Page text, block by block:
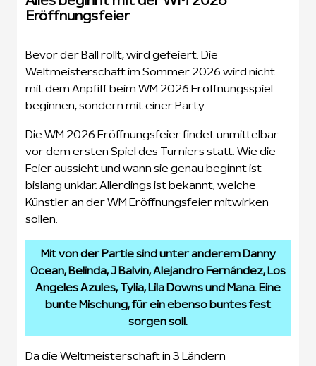
Eröffnungsfeier
Bevor der Ball rollt, wird gefeiert. Die
Weltmeisterschaft im Sommer 2026 wird nicht
mit dem Anpfiff beim WM 2026 Eröffnungsspiel
beginnen, sondern mit einer Party.
Die WM 2026 Eröffnungsfeier findet unmittelbar
vor dem ersten Spiel des Turniers statt. Wie die
Feier aussieht und wann sie genau beginnt ist
bislang unklar. Allerdings ist bekannt, welche
Künstler an der WM Eröffnungsfeier mitwirken
sollen.
Mit von der Partie sind unter anderem Danny
Ocean, Belinda, J Balvin, Alejandro Fernández, Los
Angeles Azules, Tylia, Lila Downs und Mana. Eine
bunte Mischung, für ein ebenso buntes fest
sorgen soll.
Da die Weltmeisterschaft in 3 Ländern